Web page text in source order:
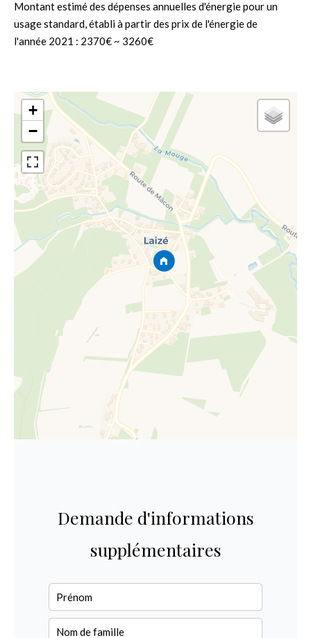
Montant estimé des dépenses annuelles d'énergie pour un
usage standard, établi à partir des prix de l'énergie de
l'année 2021 : 2370€ ~ 3260€
+
−
Demande d'informations
supplémentaires